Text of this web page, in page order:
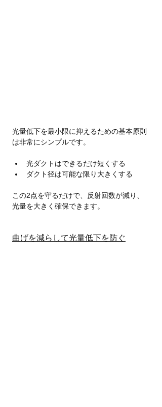
光量低下を最小限に抑えるための基本原則
は非常にシンプルです。
光ダクトはできるだけ短くする
ダクト径は可能な限り大きくする
この2点を守るだけで、反射回数が減り、
光量を大きく確保できます。
曲げを減らして光量低下を防ぐ